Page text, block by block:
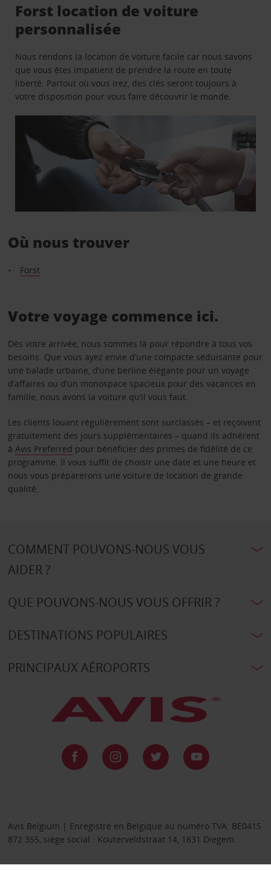
Forst location de voiture
personnalisée
Nous rendons la location de voiture facile car nous savons
que vous êtes impatient de prendre la route en toute
liberté. Partout où vous irez, des clés seront toujours à
votre disposition pour vous faire découvrir le monde.
Où nous trouver
Forst
Votre voyage commence ici.
Dès votre arrivée, nous sommes là pour répondre à tous vos
besoins. Que vous ayez envie d’une compacte séduisante pour
une balade urbaine, d’une berline élégante pour un voyage
d’affaires ou d’un monospace spacieux pour des vacances en
famille, nous avons la voiture qu’il vous faut.
Les clients louant régulièrement sont surclassés – et reçoivent
gratuitement des jours supplémentaires – quand ils adhèrent
à Avis Preferred pour bénéficier des primes de fidélité de ce
programme. Il vous suffit de choisir une date et une heure et
nous vous préparerons une voiture de location de grande
qualité.
COMMENT POUVONS-NOUS VOUS
AIDER ?
QUE POUVONS-NOUS VOUS OFFRIR ?
DESTINATIONS POPULAIRES
PRINCIPAUX AÉROPORTS
Avis Belgium | Enregistré en Belgique au numéro TVA: BE0415
872 355, siège social : Kouterveldstraat 14, 1831 Diegem.